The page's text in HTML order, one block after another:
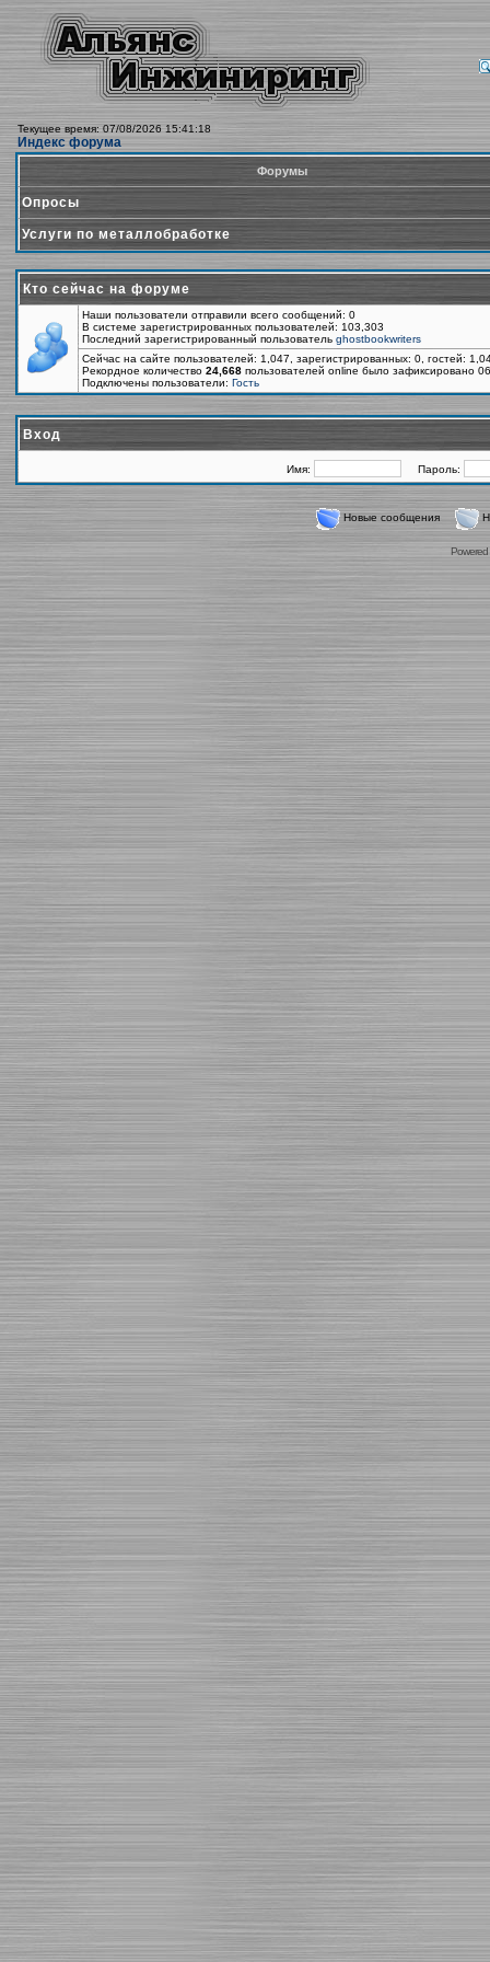
Текущее время: 07/08/2026 15:41:18
Индекс форума
Форумы
Опросы
Услуги по металлобработке
Кто сейчас на форуме
Наши пользователи отправили всего сообщений: 0
В системе зарегистрированных пользователей: 103,303
Последний зарегистрированный пользователь ghostbookwriters
Сейчас на сайте пользователей: 1,047, зарегистрированных: 0, гостей:
Рекордное количество 24,668 пользователей online было зафиксировано
Подключены пользователи: Гость
Вход
Имя: Пароль:
Новые сообщения